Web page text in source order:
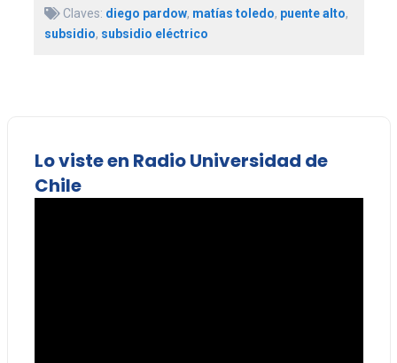
Claves: diego pardow, matías toledo, puente alto,
subsidio, subsidio eléctrico
Lo viste en Radio Universidad de
Chile